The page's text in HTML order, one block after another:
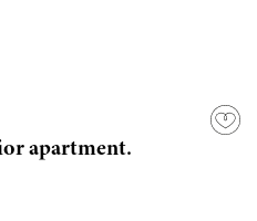
apartment.